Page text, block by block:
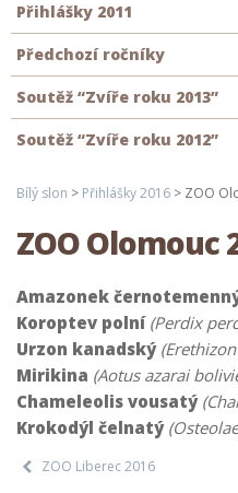
Přihlášky 2011
Předchozí ročníky
Soutěž “Zvíře roku 2013”
Soutěž “Zvíře roku 2012”
Bílý slon > Přihlášky 2016 > ZOO
ZOO Olomouc
Amazonek
Koroptev polní (Perdix
Urzon kanadský
Mirikina (Aotus azarai
Chameleolis vousatý
Krokodýl čelnatý
ZOO Liberec 2016